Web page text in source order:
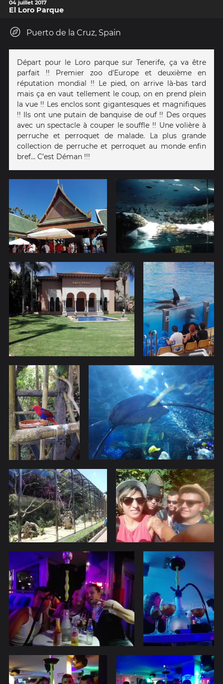
04 juillet 2017
El Loro Parque
Puerto de la Cruz, Spain
Départ pour le Loro parque sur Tenerife, ça va être
parfait !! Premier zoo d'Europe et deuxième en
réputation mondial !! Le pied, on arrive là-bas tard
mais ça en vaut tellement le coup, on en prend plein
la vue !! Les enclos sont gigantesques et magnifiques
!! Ils ont une putain de banquise de ouf !! Des orques
avec un spectacle à couper le souffle !! Une volière à
perruche et perroquet de malade. La plus grande
collection de perruche et perroquet au monde enfin
bref... C’est Déman !!!